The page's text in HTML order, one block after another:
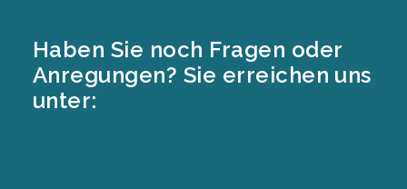
Haben Sie noch Fragen oder
Anregungen? Sie erreichen uns
unter: